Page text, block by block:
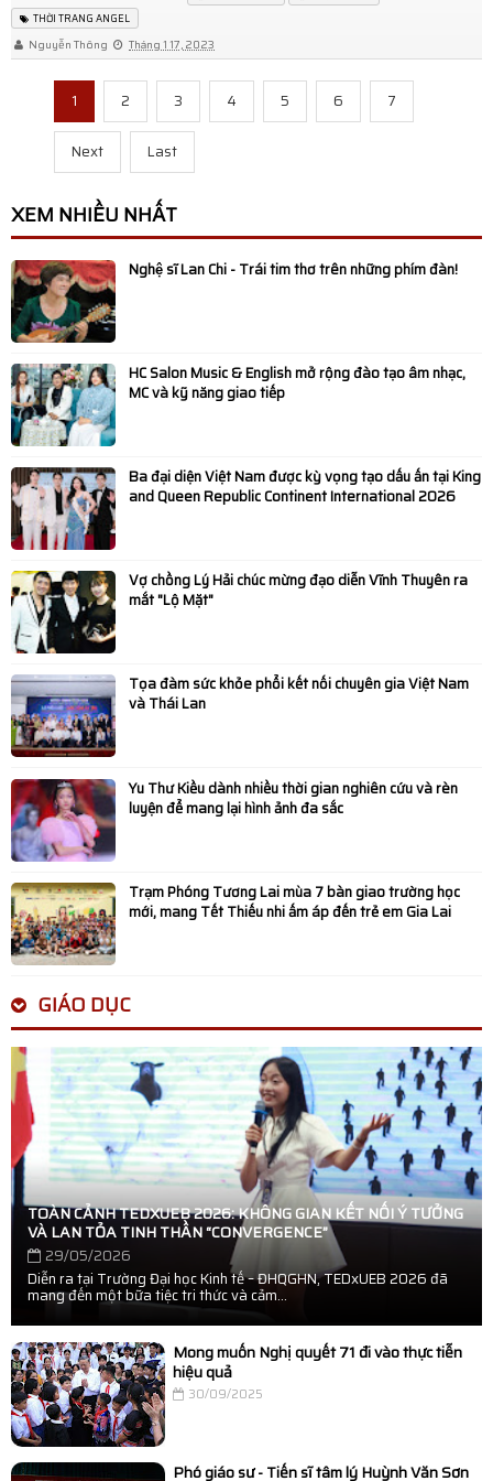
bản 2026
Phiên Chợ Từ Tâm Tại Đại Học KHXH&NV - ĐHQG
TP.HCM: Kết Nối Yêu Thương, Tiếp Sức Sinh Viên Vượt
Khó
Di Sản Spiral: Từ Áo Dài Như Ký Ức Đẹp Đến Áo Dài Như
Một Đời Sống Văn Hóa
Nhà Thiết Kế Sĩ Hoàng Lan Tỏa Thông Điệp Hồn Nhiên
Trong Thời Trang Trẻ Em Tại Casting Spring Tết Kid
Fashion Show
Lý do các bác sĩ ưu tiên thuốc chuẩn chất lượng quốc tế
cho người bệnh?
Vedette Kim Hân ghi dấu ấn rực rỡ trên sàn diễn Ocean
Fest 2
Thương mại Việt Nam - Hoa Kỳ thúc đẩy mở rộng đối
UEB Voice Up 2025: Sân chơi MC & Debate lần đầu tiên
tại UEB khép lại với mùa giải bùng nổ
Chung kết MIC VÀNG SINH VIÊN 2025: Bùng nổ hơn khi
có 2 giám khảo Thuận Nguyễn và Trần Ngọc Vàng ngồi
ghế nóng
Nghệ sĩ Lan Chi - Trái tim thơ trên những phím đàn!
THỜI TRANG ANGEL
Nguyễn Thông Tháng 1 17, 2023
1 2 3 4 5 6 7
Next Last
XEM NHIỀU NHẤT
Nghệ sĩ Lan Chi - Trái tim thơ trên những phím đàn!
HC Salon Music & English mở rộng đào tạo âm nhạc,
MC và kỹ năng giao tiếp
Ba đại diện Việt Nam được kỳ vọng tạo dấu ấn tại King
and Queen Republic Continent International 2026
Vợ chồng Lý Hải chúc mừng đạo diễn Vĩnh Thuyên ra
mắt "Lộ Mặt"
Tọa đàm sức khỏe phổi kết nối chuyên gia Việt Nam
và Thái Lan
Yu Thư Kiều dành nhiều thời gian nghiên cứu và rèn
luyện để mang lại hình ảnh đa sắc
Trạm Phóng Tương Lai mùa 7 bàn giao trường học
mới, mang Tết Thiếu nhi ấm áp đến trẻ em Gia Lai
GIÁO DỤC
TOÀN CẢNH TEDXUEB 2026: KHÔNG GIAN KẾT NỐI Ý TƯỞNG
VÀ LAN TỎA TINH THẦN “CONVERGENCE”
29/05/2026
Diễn ra tại Trường Đại học Kinh tế – ĐHQGHN, TEDxUEB 2026 đã
mang đến một bữa tiệc tri thức và cảm...
Mong muốn Nghị quyết 71 đi vào thực tiễn
hiệu quả
30/09/2025
Phó giáo sư - Tiến sĩ tâm lý Huỳnh Văn Sơn